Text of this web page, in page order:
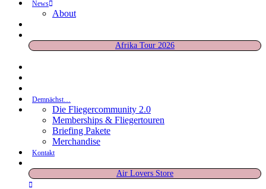
News
About
Afrika Tour 2026
Demnächst…
Die Fliegercommunity 2.0
Memberships & Fliegertouren
Briefing Pakete
Merchandise
Kontakt
Air Lovers Store